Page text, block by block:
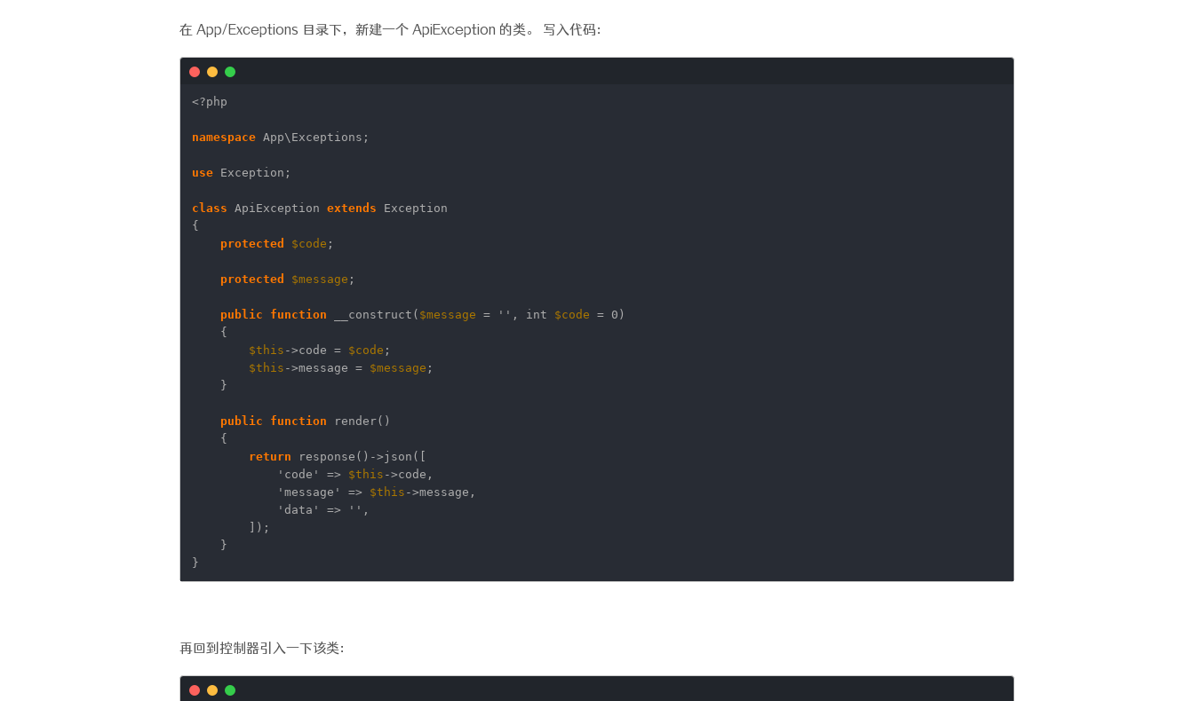
在 App/Exceptions 目录下，新建一个 ApiException 的类。 写入代码：
<?php
namespace App\Exceptions;
use Exception;
class ApiException extends
Exception
{
protected
$code ;
protected $message ;
public function __construct( $message = '' , int $code = 0)
{
$this ->code = $code ;
$this ->message = $message ;
}
public function
render()
{
return
response()->json([
'code'
=> $this ->code,
'message'
=> $this ->message,
'data'
=> '' ,
]);
}
}
再回到控制器引入一下该类：